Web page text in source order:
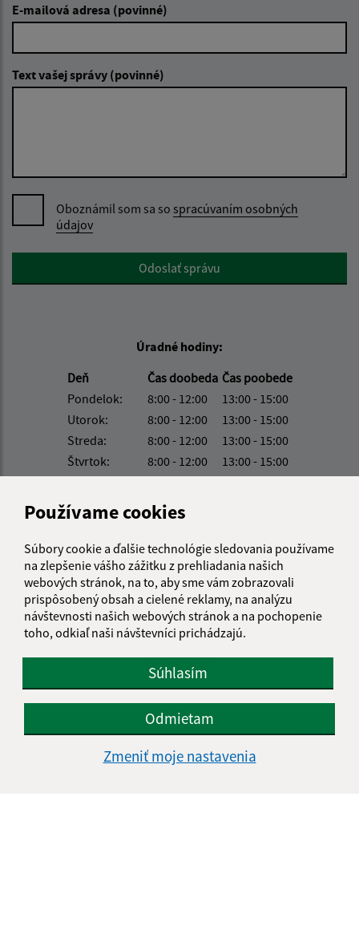
Používame cookies
Súbory cookie a ďalšie technológie sledovania používame
na zlepšenie vášho zážitku z prehliadania našich
webových stránok, na to, aby sme vám zobrazovali
prispôsobený obsah a cielené reklamy, na analýzu
návštevnosti našich webových stránok a na pochopenie
toho, odkiaľ naši návštevníci prichádzajú.
Súhlasím
Odmietam
Zmeniť moje nastavenia
E-mailová adresa (povinné)
Text vašej správy (povinné)
Oboznámil som sa so spracúvaním osobných
údajov
Google reCaptcha ResponseOdoslať správu
Úradné hodiny:
Deň
Čas doobeda Čas poobede
Pondelok:
8:00 - 12:00
13:00 - 15:00
Utorok:
8:00 - 12:00
13:00 - 15:00
Streda:
8:00 - 12:00
13:00 - 15:00
Štvrtok:
8:00 - 12:00
13:00 - 15:00
Piatok:
8:00 - 12:00
13:00 - 15:00
Kontakt:
Obecný úrad Gočovo
Gočovo 92
049 24 Vlachovo
obec@gocovo.sk
+421 58/788 32 80
IČO: 00328260